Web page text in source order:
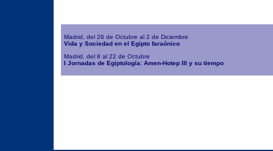
Madrid, del 26 de Octubre al 2 de Diciembre
Vida y Sociedad en el Egipto faraónico
Madrid, del 8 al 22 de Octubre
I Jornadas de Egiptología: Amen-Hotep III y su tiempo